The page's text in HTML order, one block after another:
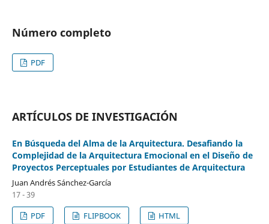
Número completo
PDF
ARTÍCULOS DE INVESTIGACIÓN
En Búsqueda del Alma de la Arquitectura. Desafiando la
Complejidad de la Arquitectura Emocional en el Diseño de
Proyectos Perceptuales por Estudiantes de Arquitectura
Juan Andrés Sánchez-García
17 - 39
PDF
FLIPBOOK HTML